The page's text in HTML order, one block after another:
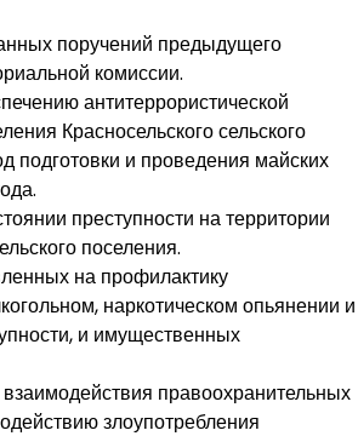
поручений предыдущего
комиссии.
антитеррористической
Красносельского сельского
подготовки и проведения майских
преступности на территории
поселения.
на профилактику
наркотическом опьянении и
и имущественных
правоохранительных
злоупотребления